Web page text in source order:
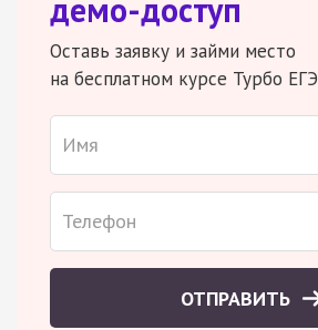
демо-доступ
Оставь заявку и займи место
на бесплатном курсе Турбо ЕГЭ
ОТПРАВИТЬ